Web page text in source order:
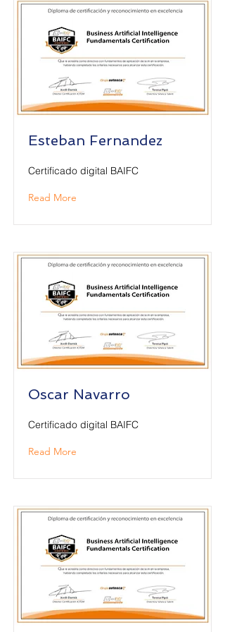
Esteban Fernandez
Certificado digital BAIFC
Read More
Oscar Navarro
Certificado digital BAIFC
Read More